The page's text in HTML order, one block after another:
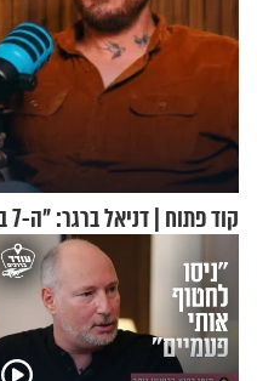
קוד פתוח | דניאל ברגר: "ה-7 באוקטובר גרם לי לחפש תשובות"